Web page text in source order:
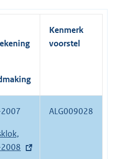
Kenmerk
voorstel
ALG009028